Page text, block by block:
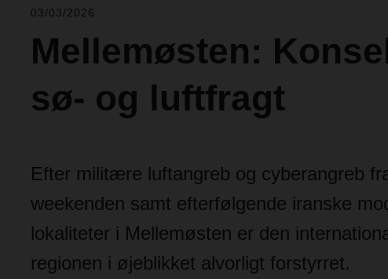
03/03/2026
Mellemøsten:
sø- og luftfragt
Efter militære luftangreb og cyberangreb
weekenden samt efterfølgende iranske
lokaliteter i Mellemøsten er den
regionen i øjeblikket alvorligt forstyrret.